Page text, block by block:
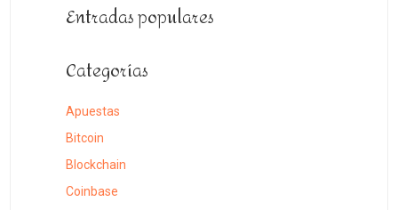
Entradas populares
Categorías
Apuestas
Bitcoin
Blockchain
Coinbase